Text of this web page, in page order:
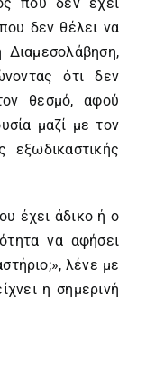
δεν θέλει να
ότι δεν
θεσμό, αφού
μαζί με τον
εξωδικαστικής
έχει άδικο ή ο
να αφήσει
λένε με
η σημερινή